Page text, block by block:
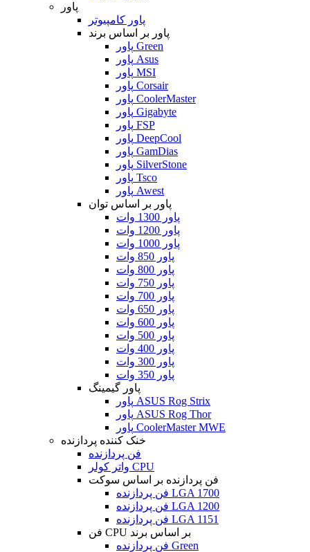
پاور
پاور کامپیوتر
پاور بر اساس برند
پاور Green
پاور Asus
پاور MSI
پاور Corsair
پاور CoolerMaster
پاور Gigabyte
پاور FSP
پاور DeepCool
پاور GamDias
پاور SilverStone
پاور Tsco
پاور Awest
پاور بر اساس توان
پاور 1300 وات
پاور 1200 وات
پاور 1000 وات
پاور 850 وات
پاور 800 وات
پاور 750 وات
پاور 700 وات
پاور 650 وات
پاور 600 وات
پاور 500 وات
پاور 400 وات
پاور 300 وات
پاور 350 وات
پاور گیمینگ
پاور ASUS Rog Strix
پاور ASUS Rog Thor
پاور CoolerMaster MWE
خنک کننده پردازنده
فن پردازنده
واتر کولر CPU
فن پردازنده بر اساس سوکت
فن پردازنده LGA 1700
فن پردازنده LGA 1200
فن پردازنده LGA 1151
فن CPU بر اساس برند
فن پردازنده Green